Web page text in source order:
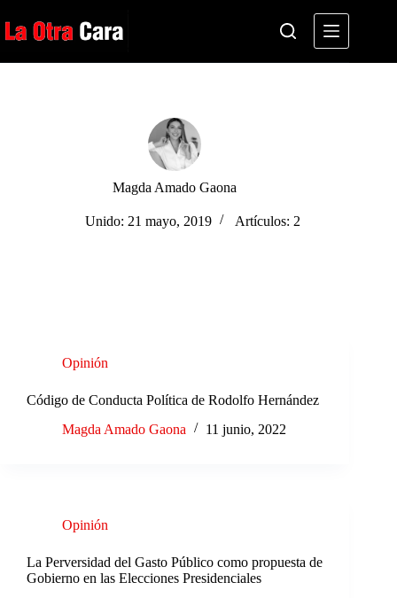
al
contenido
Magda Amado Gaona
Unido: 21 mayo, 2019 Artículos: 2
Opinión
Código de Conducta Política de Rodolfo Hernández
Magda Amado Gaona
11 junio, 2022
Opinión
La Perversidad del Gasto Público como propuesta de
Gobierno en las Elecciones Presidenciales